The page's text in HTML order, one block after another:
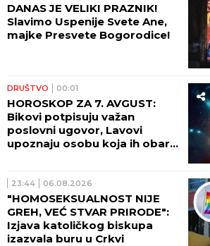
DANAS JE VELIKI PRAZNIK!
Slavimo Uspenije Svete Ane,
majke Presvete Bogorodice!
DRUŠTVO 00:01
HOROSKOP ZA 7. AVGUST:
Bikovi potpisuju važan
poslovni ugovor, Lavovi
upoznaju osobu koja ih obara
23:44 06.08.2026
"HOMOSEKSUALNOST NIJE
GREH, VEĆ STVAR PRIRODE":
Izjava katoličkog biskupa
izazvala buru u Crkvi